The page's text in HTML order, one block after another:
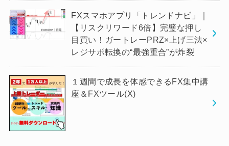
FXスマホアプリ「トレンドナビ」｜
【リスクリワード6倍】完璧な押し
目買い！ガートレーPRZ×上げ三法×
レジサポ転換の“最強重合”が炸裂
１週間で成長を体感できるFX集中講
座＆FXツール(X)